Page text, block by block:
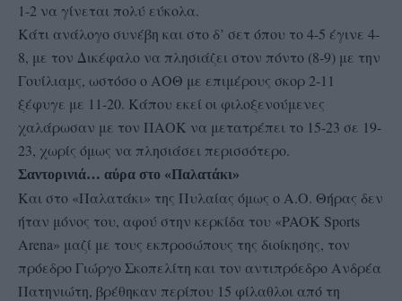
1-2 να γίνεται πολύ εύκολα.
Κάτι ανάλογο συνέβη και στο δ’ σετ όπου το 4-5 έγινε 4-
8, με τον Δικέφαλο να πλησιάζει στον πόντο (8-9) με την
Γουίλιαμς, ωστόσο ο ΑΟΘ με επιμέρους σκορ 2-11
ξέφυγε με 11-20. Κάπου εκεί οι φιλοξενούμενες
χαλάρωσαν με τον ΠΑΟΚ να μετατρέπει το 15-23 σε 19-
23, χωρίς όμως να πλησιάσει περισσότερο.
Σαντορινιά… αύρα στο «Παλατάκι»
Και στο «Παλατάκι» της Πυλαίας όμως ο Α.Ο. Θήρας δεν
ήταν μόνος του, αφού στην κερκίδα του «PAOK Sports
Arena» μαζί με τους εκπροσώπους της διοίκησης, τον
πρόεδρο Γιώργο Σκοπελίτη και τον αντιπρόεδρο Ανδρέα
Πατηνιώτη, βρέθηκαν περίπου 15 φίλαθλοι από τη